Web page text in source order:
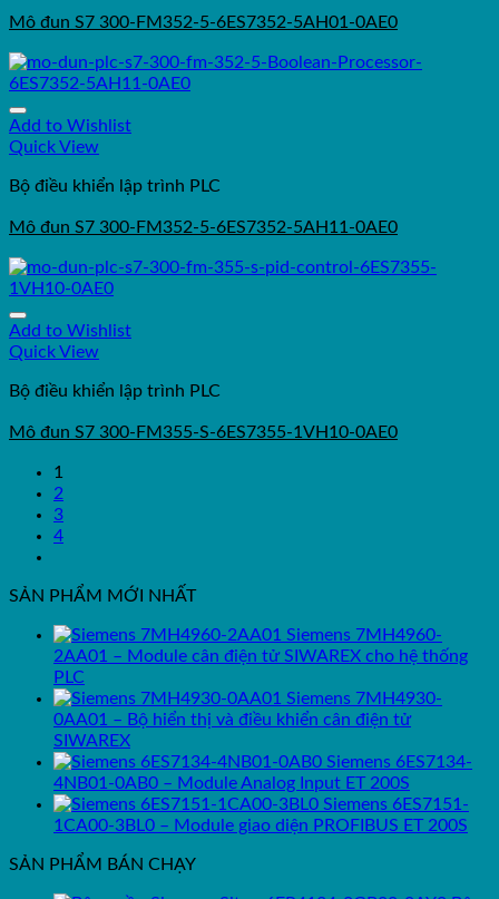
Mô đun S7 300-FM352-5-6ES7352-5AH01-0AE0
Add to Wishlist
Quick View
Bộ điều khiển lập trình PLC
Mô đun S7 300-FM352-5-6ES7352-5AH11-0AE0
Add to Wishlist
Quick View
Bộ điều khiển lập trình PLC
Mô đun S7 300-FM355-S-6ES7355-1VH10-0AE0
1
2
3
4
SẢN PHẨM MỚI NHẤT
Siemens 7MH4960-
2AA01 – Module cân điện tử SIWAREX cho hệ thống
PLC
Siemens 7MH4930-
0AA01 – Bộ hiển thị và điều khiển cân điện tử
SIWAREX
Siemens 6ES7134-
4NB01-0AB0 – Module Analog Input ET 200S
Siemens 6ES7151-
1CA00-3BL0 – Module giao diện PROFIBUS ET 200S
SẢN PHẨM BÁN CHẠY